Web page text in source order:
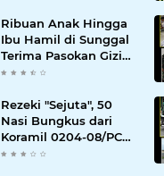
Ribuan Anak Hingga
Ibu Hamil di Sunggal
Terima Pasokan Gizi
Gratis dari TNI dan
Rezeki "Sejuta", 50
Nasi Bungkus dari
Koramil 0204-08/PC
Habis Diserbu Warga